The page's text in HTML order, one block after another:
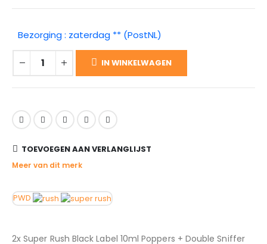
Bezorging : zaterdag ** (PostNL)
IN WINKELWAGEN
TOEVOEGEN AAN VERLANGLIJST
Meer van dit merk
PWD
2x Super Rush Black Label 10ml Poppers + Double Sniffer